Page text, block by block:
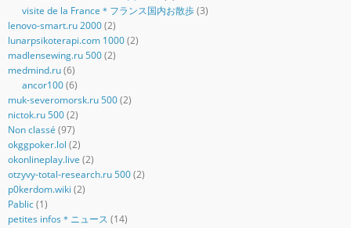
visite de la France＊フランス国内お散歩(3)
lenovo-smart.ru 2000(2)
lunarpsikoterapi.com 1000(2)
madlensewing.ru 500(2)
medmind.ru(6)
ancor100(6)
muk-severomorsk.ru 500(2)
nictok.ru 500(2)
Non classé (97)
okggpoker.lol (2)
okonlineplay.live (2)
otzyvy-total-research.ru 500(2)
p0kerdom.wiki (2)
Pablic(1)
petites infos＊ニュース (14)